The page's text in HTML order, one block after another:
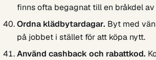
finns ofta begagnat till en bråkdel
Ordna klädbytardagar. Byt med
på jobbet i stället för att köpa nytt.
Använd cashback och rabattkod.